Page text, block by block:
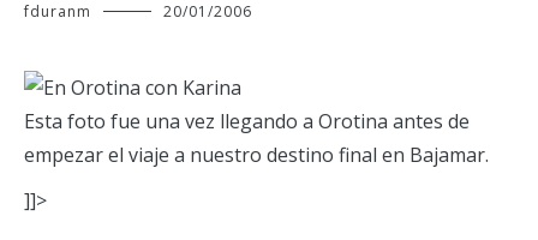
fduranm 20/01/2006
Esta foto fue una vez llegando a Orotina antes de
empezar el viaje a nuestro destino final en Bajamar.
]]>